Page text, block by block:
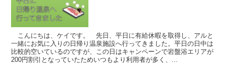
こんにちは、ケイです。 先日、平日に有給休暇を取得し、アルと
一緒にお気に入りの日帰り温泉施設へ行ってきました。平日の日中は
比較的空いているのですが、この日はキャンペーンで岩盤浴エリアが
200円割引となっていたためいつもより利用者が多く、...